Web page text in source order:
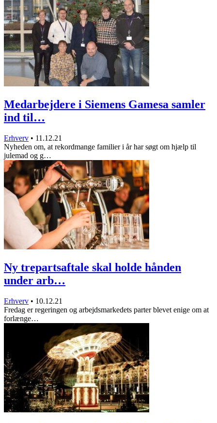
Medarbejdere i Siemens Gamesa samler
ind til…
Erhverv • 11.12.21
Nyheden om, at rekordmange familier i år har søgt om hjælp til
julemad og g…
Ny trepartsaftale skal holde hånden
under arb…
Erhverv • 10.12.21
Fredag er regeringen og arbejdsmarkedets parter blevet enige om at
forlænge…